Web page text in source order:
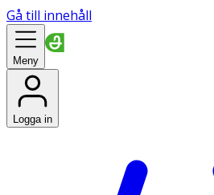
Gå till innehåll
Meny
Logga in